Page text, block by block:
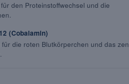
den Proteinstoffwechsel und die
(Cobalamin)
die roten Blutkörperchen und das